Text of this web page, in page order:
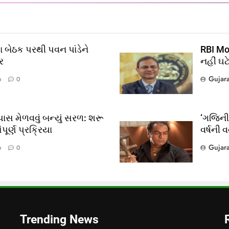
બેઠક પરથી પવન પાંડેને
0
RBI
નહીં ઘટે
પાસ મેળવવું બન્યું સરળ: શરૂ
પ્રક્રિયા
0
વર્ષની
Trending News